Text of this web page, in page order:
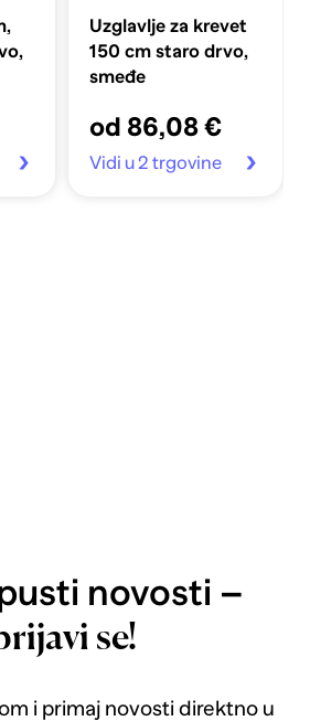
Uzglavlje za krevet
150 cm staro drvo,
smeđe
od 86,08 €
Vidi u 2 trgovine
novosti –
se!
i primaj novosti direktno u